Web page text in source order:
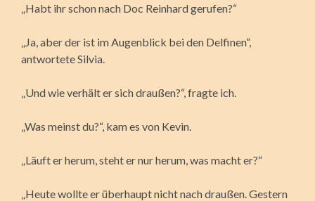
„Habt ihr schon nach Doc Reinhard gerufen?“
„Ja, aber der ist im Augenblick bei den Delfinen“,
antwortete Silvia.
„Und wie verhält er sich draußen?“, fragte ich.
„Was meinst du?“, kam es von Kevin.
„Läuft er herum, steht er nur herum, was macht er?“
„Heute wollte er überhaupt nicht nach draußen. Gestern